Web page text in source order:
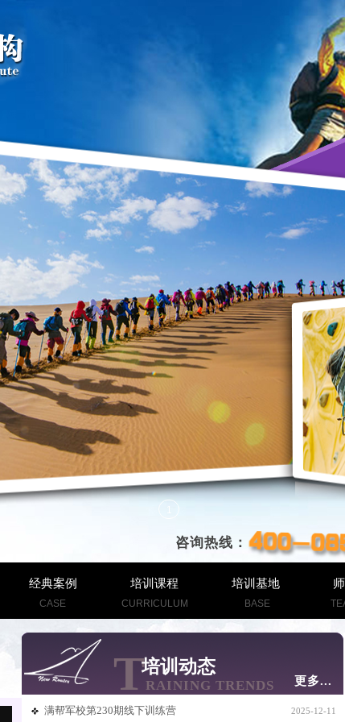
咨询热线：
经典案例 培训课程 培训基地
CASE CURRICULUM BASE
更多...
TRAINING TRENDS
培训动态
满帮军校第230期线下训练营 2025-12-11